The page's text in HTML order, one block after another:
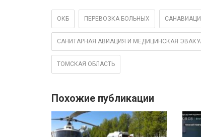
ОКБ ПЕРЕВОЗКА БОЛЬНЫХ
САНИТАРНАЯ АВИАЦИЯ И МЕДИЦИНСКАЯ
ТОМСКАЯ ОБЛАСТЬ
Похожие публикации